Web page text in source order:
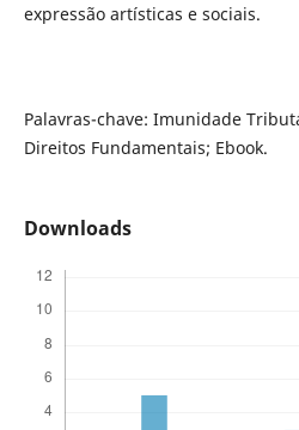
expressão artísticas e sociais.
Palavras-chave: Imunidade
Direitos Fundamentais; Ebook.
Downloads